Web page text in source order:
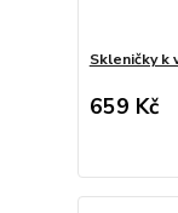
Skleničky k
659 Kč